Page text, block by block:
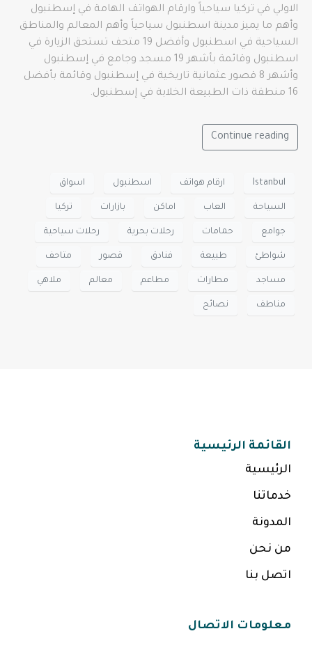
الاولي في تركيا سياحياً وارقام الهواتف الهامة في إسطنبول
وأهم ما يميز مدينة اسطنبول سياحياً وأهم المعالم والمناطق
السياحية في اسطنبول وأفضل 19 متحف تستحق الزيارة في
اسطنبول وقائمة بأشهر 19 مسجد وجامع في إسطنبول
وأشهر 8 قصور عثمانية تاريخية في إسطنبول وقائمة بأفضل
16 منطقة ذات الطبيعة الخلابة في إسطنبول.
Continue reading
Istanbul ارقام هواتف اسطنبول اسواق
السياحة العاب اماكن بازارات تركيا
جوامع حمامات رحلات بحرية رحلات سياحية
شواطئ طبيعة فنادق قصور متاحف
مساجد مطارات مطاعم معالم ملاهي
مناطف نصائح
القائمة الرئيسية
الرئيسية
خدماتنا
المدونة
من نحن
اتصل بنا
معلومات الاتصال